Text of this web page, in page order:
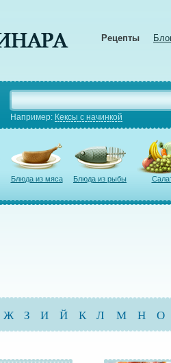
Рецепты
Например: Кексы с начинкой
Блюда из мяса Блюда из рыбы
Ж З И Й К Л М Н О